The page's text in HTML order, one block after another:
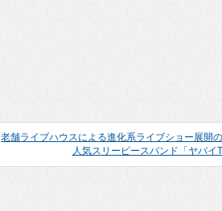
老舗ライブハウスによる進化系ライブショー展
人気スリーピースバンド「ヤバイ